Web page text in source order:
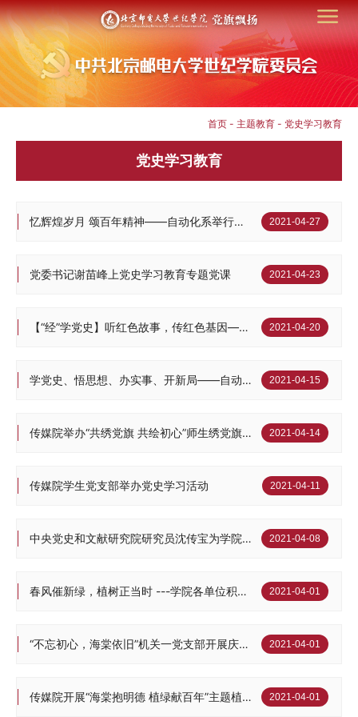
首页 - 主题教育 - 党史学习教育
党史学习教育
2021-04-27
忆辉煌岁月 颂百年精神——自动化系举行党史诵读活动
2021-04-23
党委书记谢苗峰上党史学习教育专题党课
2021-04-20
【“经”学党史】听红色故事，传红色基因——经济管理系组织学党史专题讲座
2021-04-15
学党史、悟思想、办实事、开新局——自动化教工党支部召开党史学习教育动员会
2021-04-14
传媒院举办“共绣党旗 共绘初心”师生绣党旗活动暨传媒师生“永远跟党走”主题教育活动启动仪式
2021-04-11
传媒院学生党支部举办党史学习活动
2021-04-08
中央党史和文献研究院研究员沈传宝为学院做党史学习教育专题报告
2021-04-01
春风催新绿，植树正当时 ---学院各单位积极开展义务捐绿植树活动
2021-04-01
“不忘初心，海棠依旧”机关一党支部开展庆贺建党百年植树活动
2021-04-01
传媒院开展“海棠抱明德 植绿献百年”主题植树活动